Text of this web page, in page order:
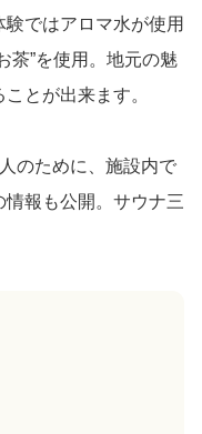
ではアロマ水が使用
茶”を使用。地元の魅
とが出来ます。
のために、施設内で
報も公開。サウナ三